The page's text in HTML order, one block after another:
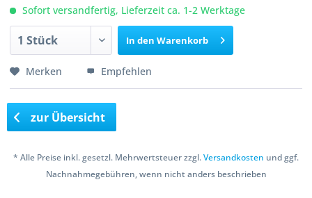
Sofort versandfertig, Lieferzeit ca. 1-2 Werktage
In den Warenkorb
Merken Empfehlen
zur Übersicht
* Alle Preise inkl. gesetzl. Mehrwertsteuer zzgl.Versandkosten und ggf.
Nachnahmegebühren, wenn nicht anders beschrieben